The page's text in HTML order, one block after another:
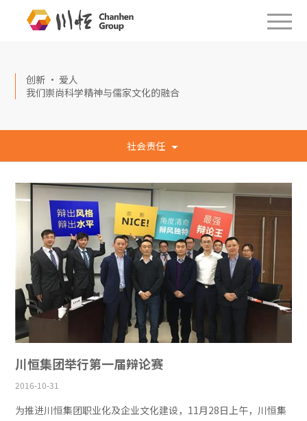
创新 · 爱人
我们崇尚科学精神与儒家文化的融合
社会责任
川恒集团举行第一届辩论赛
2016-10-31
为推进川恒集团职业化及企业文化建设，11月28日上午，川恒集